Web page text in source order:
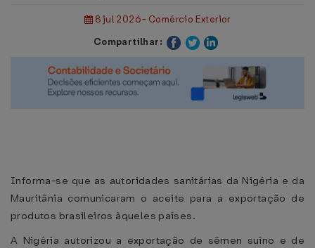
8 jul 2026 - Comércio Exterior
Compartilhar:
Informa-se que as autoridades sanitárias da Nigéria e da
Mauritânia comunicaram o aceite para a exportação de
produtos brasileiros àqueles países.
A Nigéria autorizou a exportação de sêmen suíno e de